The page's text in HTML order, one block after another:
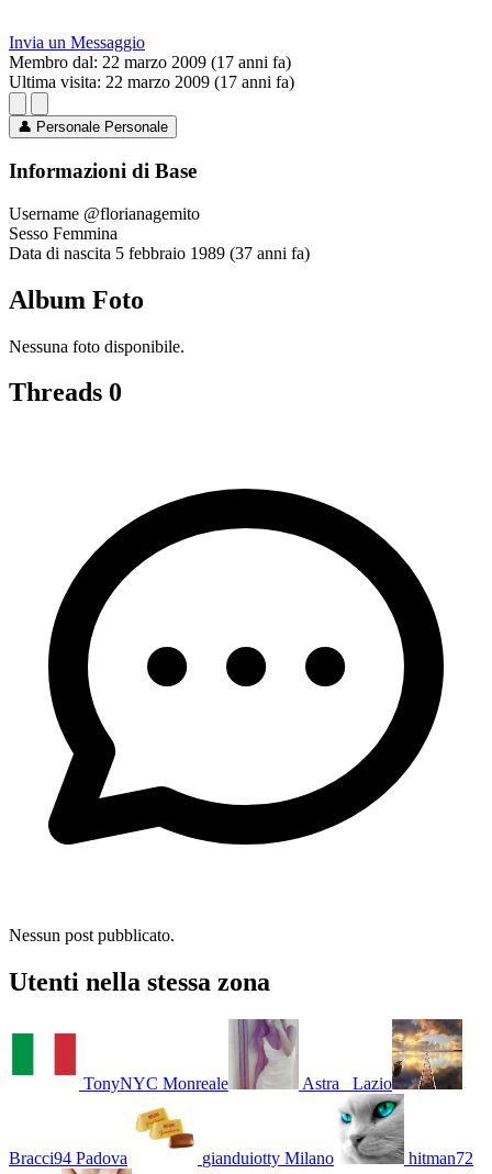
Invia un Messaggio
Membro dal: 22 marzo 2009 (17 anni fa)
Ultima visita: 22 marzo 2009 (17 anni fa)
👤 Personale Personale
Informazioni di Base
Username @florianagemito
Sesso Femmina
Data di nascita 5 febbraio 1989 (37 anni fa)
Album Foto
Nessuna foto disponibile.
Threads 0
Nessun post pubblicato.
Utenti nella stessa zona
TonyNYC Monreale Astra_ Lazio
Bracci94 Padova gianduiotty Milano hitman72